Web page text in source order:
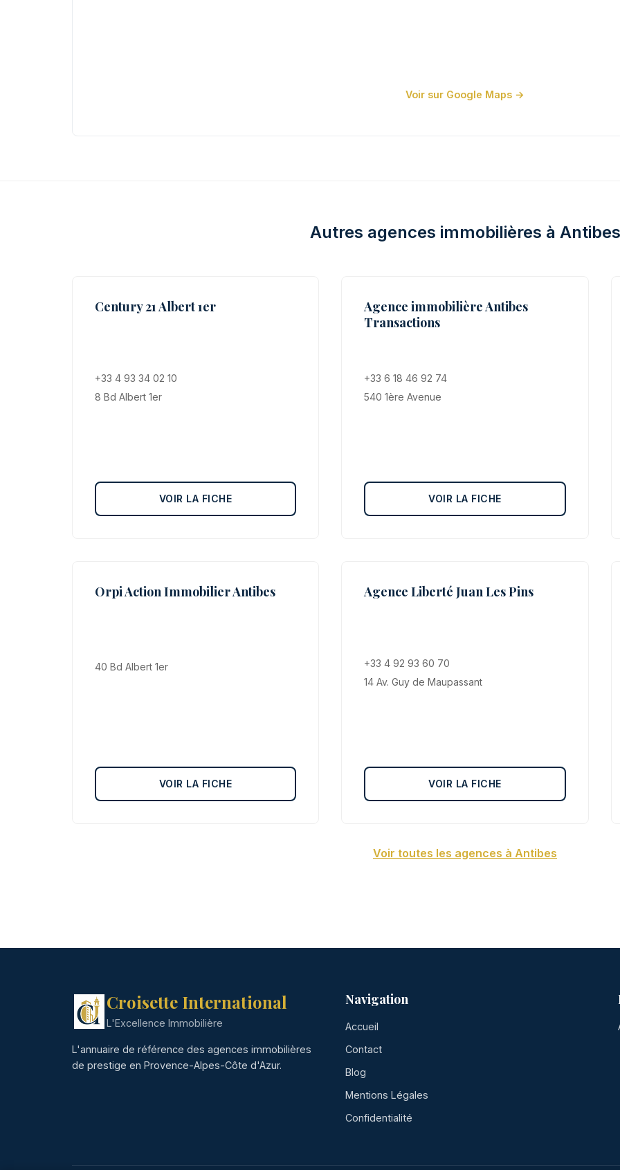
Voir sur Google Maps →
Autres agences immobilières à Antibes
Century 21 Albert 1er
+33 4 93 34 02 10
8 Bd Albert 1er
VOIR LA FICHE
Agence immobilière Antibes
Transactions
+33 6 18 46 92 74
540 1ère Avenue
VOIR LA FICHE
Orpi Action Immobilier Antibes
40 Bd Albert 1er
VOIR LA FICHE
Agence Liberté Juan Les Pins
+33 4 92 93 60 70
14 Av. Guy de Maupassant
VOIR LA FICHE
Voir toutes les agences à Antibes
Croisette International
L'Excellence Immobilière
L'annuaire de référence des agences immobilières
de prestige en Provence-Alpes-Côte d'Azur.
Navigation
Accueil
Contact
Blog
Mentions Légales
Confidentialité